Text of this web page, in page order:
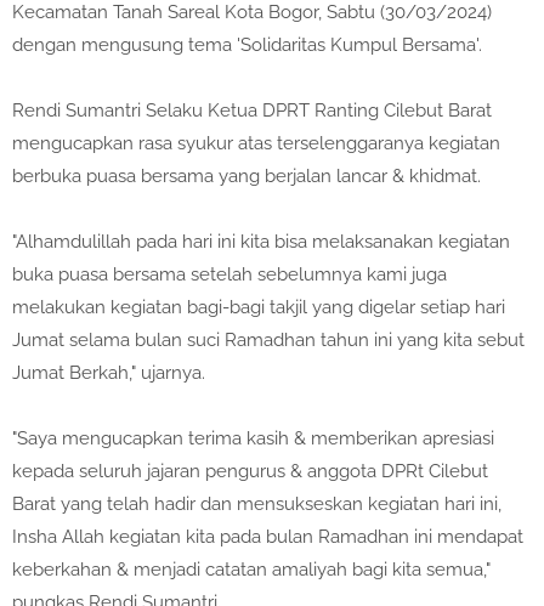
Kecamatan Tanah Sareal Kota Bogor, Sabtu (30/03/2024)
dengan mengusung tema 'Solidaritas Kumpul Bersama'.
Rendi Sumantri Selaku Ketua DPRT Ranting Cilebut Barat
mengucapkan rasa syukur atas terselenggaranya kegiatan
berbuka puasa bersama yang berjalan lancar & khidmat.
"Alhamdulillah pada hari ini kita bisa melaksanakan kegiatan
buka puasa bersama setelah sebelumnya kami juga
melakukan kegiatan bagi-bagi takjil yang digelar setiap hari
Jumat selama bulan suci Ramadhan tahun ini yang kita sebut
Jumat Berkah," ujarnya.
"Saya mengucapkan terima kasih & memberikan apresiasi
kepada seluruh jajaran pengurus & anggota DPRt Cilebut
Barat yang telah hadir dan mensukseskan kegiatan hari ini,
Insha Allah kegiatan kita pada bulan Ramadhan ini mendapat
keberkahan & menjadi catatan amaliyah bagi kita semua,"